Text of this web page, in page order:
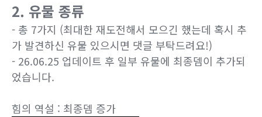
2. 유물 종류
- 총 7가지 (최대한 재도전해서 모으긴 했는데 혹시 추
가 발견하신 유물 있으시면 댓글 부탁드려요!)
- 26.06.25 업데이트 후 일부 유물에 최종뎀이 추가되
었습니다.
힘의 역설 : 최종뎀 증가